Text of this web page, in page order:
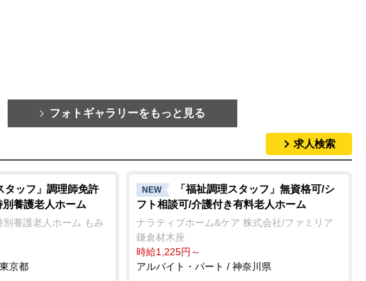
フォトギャラリーをもっと見る
求人検索
タッフ」調理師免許
養護老人ホーム
養護老人ホーム もみ
京都
NEW
「福祉調理スタッフ」無資格可/シ
フト相談可/介護付き有料老人ホーム
ナラティブホーム&ケア 株式会社/ファミリア
鎌倉材木座
時給1,225円～
アルバイト・パート / 神奈川県